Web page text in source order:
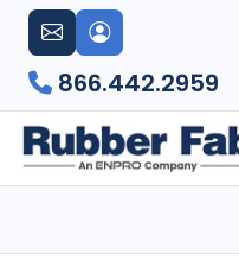
866.442.2959